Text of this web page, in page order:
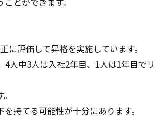
評価して昇格を実施しています。
人中3人は入社2年目、1人は1年目で
持てる可能性が十分にあります。